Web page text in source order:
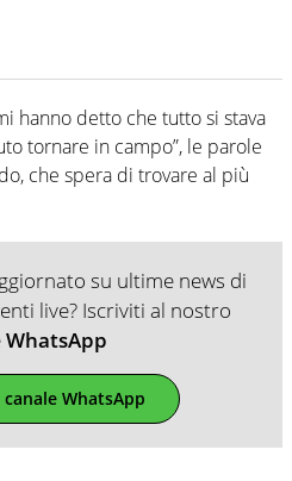
hanno detto che tutto si stava
tornare in campo”, le parole
che spera di trovare al più
su ultime news di
live? Iscriviti al nostro
WhatsApp
WhatsApp